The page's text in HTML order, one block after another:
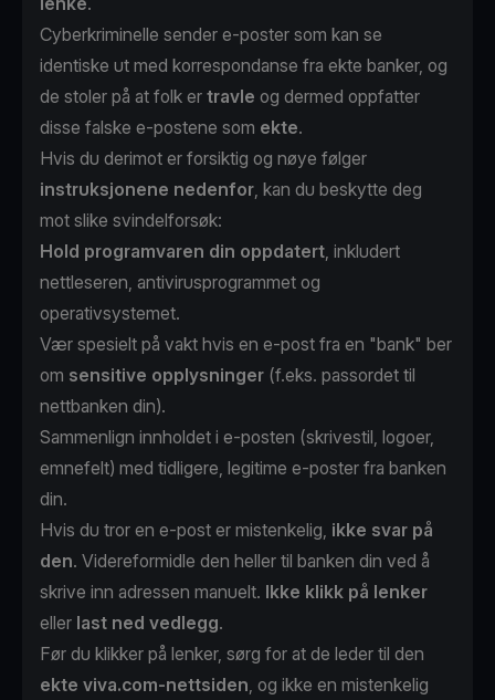
Cyberkriminelle sender e-poster som kan se
identiske ut med korrespondanse fra ekte banker, og
de stoler på at folk er travle og dermed oppfatter
disse falske e-postene som ekte.
Hvis du derimot er forsiktig og nøye følger
instruksjonene nedenfor, kan du beskytte deg
mot slike svindelforsøk:
Hold programvaren din oppdatert, inkludert
nettleseren, antivirusprogrammet og
operativsystemet.
Vær spesielt på vakt hvis en e-post fra en "bank" ber
om sensitive opplysninger (f.eks. passordet til
nettbanken din).
Sammenlign innholdet i e-posten (skrivestil, logoer,
emnefelt) med tidligere, legitime e-poster fra banken
din.
Hvis du tror en e-post er mistenkelig, ikke svar på
den. Videreformidle den heller til banken din ved å
skrive inn adressen manuelt. Ikke klikk på lenker
eller last ned vedlegg.
Før du klikker på lenker, sørg for at de leder til den
ekte viva.com-nettsiden, og ikke en mistenkelig